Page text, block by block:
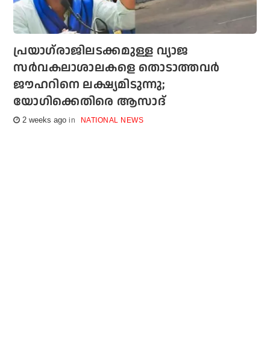
പ്രയാഗ്‌രാജിലടക്കമുള്ള വ്യാജ
സര്‍വകലാശാലകളെ തൊടാത്തവര്‍
ജൗഹറിനെ ലക്ഷ്യമിടുന്നു;
യോഗിക്കെതിരെ ആസാദ്
2 weeks ago NATIONAL NEWS